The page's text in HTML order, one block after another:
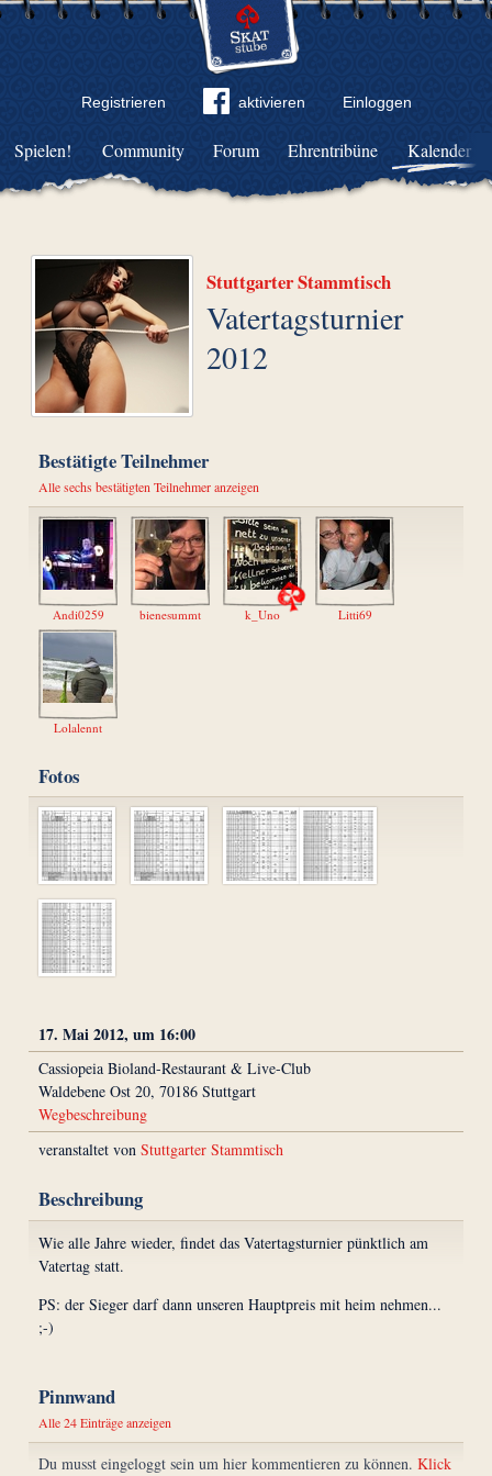
Registrieren aktivieren Einloggen
Community Forum Ehrentribüne Kalender
Spielen!
Stuttgarter Stammtisch
Vatertagsturnier
2012
Bestätigte Teilnehmer
Alle sechs bestätigten Teilnehmer anzeigen
Andi0259 bienesummt k_Uno Litti69
Lolalennt
Fotos
17. Mai 2012, um 16:00
Cassiopeia Bioland-Restaurant & Live-Club
Waldebene Ost 20, 70186 Stuttgart
Wegbeschreibung
veranstaltet von Stuttgarter Stammtisch
Beschreibung
Wie alle Jahre wieder, findet das Vatertagsturnier pünktlich am
Vatertag statt.
PS: der Sieger darf dann unseren Hauptpreis mit heim nehmen...
;-)
Pinnwand
Alle 24 Einträge anzeigen
Du musst eingeloggt sein um hier kommentieren zu können. Klick